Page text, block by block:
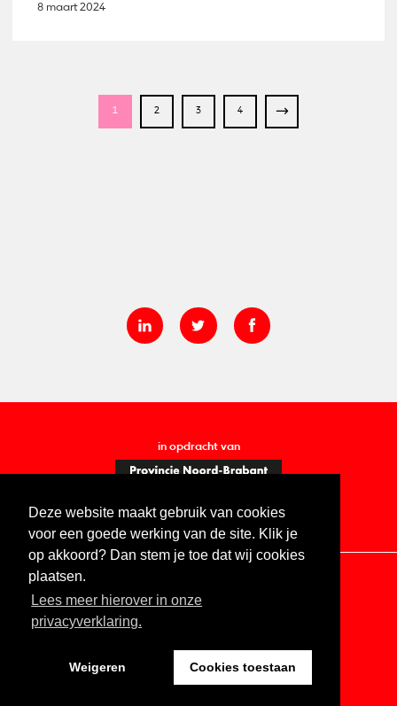
Deze website maakt gebruik van cookies
voor een goede werking van de site. Klik je
op akkoord? Dan stem je toe dat wij cookies
plaatsen.
Lees meer hierover in onze
privacyverklaring.
Weigeren Cookies toestaan
8 maart 2024
1 2 3 4
in opdracht van
Contact Vacatures ANBI
Digitale toegankelijkheid